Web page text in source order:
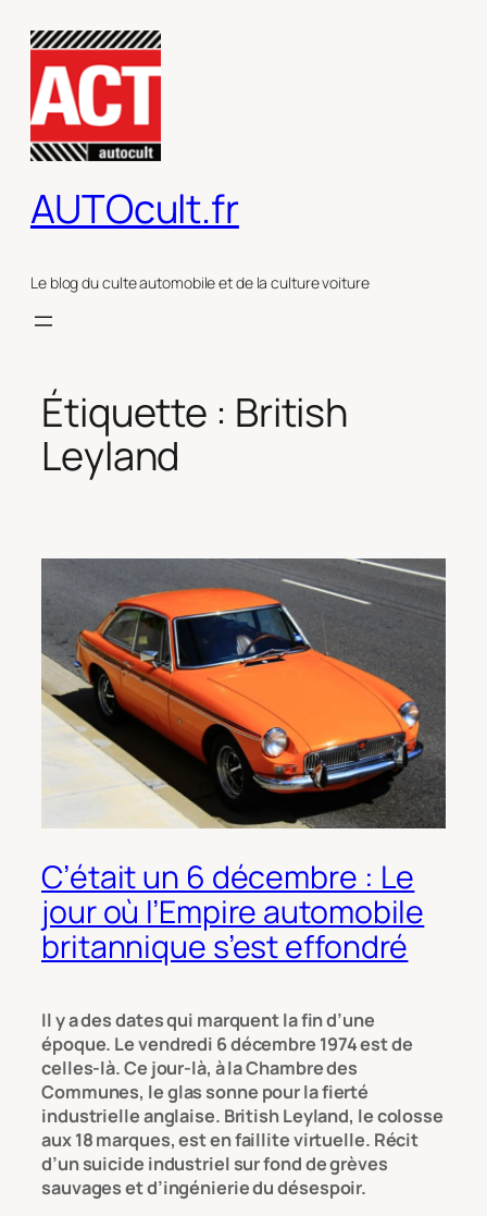
contenu
AUTOcult.fr
Le blog du culte automobile et de la culture voiture
Étiquette : British
Leyland
C’était un 6 décembre : Le
jour où l’Empire automobile
britannique s’est effondré
Il y a des dates qui marquent la fin d’une
époque. Le vendredi 6 décembre 1974 est de
celles-là. Ce jour-là, à la Chambre des
Communes, le glas sonne pour la fierté
industrielle anglaise. British Leyland, le colosse
aux 18 marques, est en faillite virtuelle. Récit
d’un suicide industriel sur fond de grèves
sauvages et d’ingénierie du désespoir.